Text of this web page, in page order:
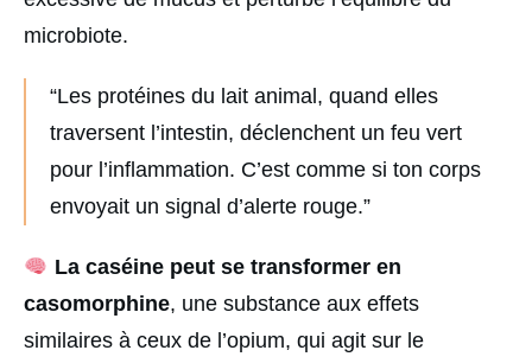
microbiote.
“Les protéines du lait animal, quand elles
traversent l’intestin, déclenchent un feu vert
pour l’inflammation. C’est comme si ton corps
envoyait un signal d’alerte rouge.”
La caséine peut se transformer en
casomorphine, une substance aux effets
similaires à ceux de l’opium, qui agit sur le